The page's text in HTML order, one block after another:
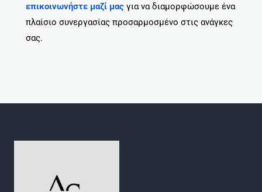
επικοινωνήστε μαζί μας για να διαμορφώσουμε ένα
πλαίσιο συνεργασίας προσαρμοσμένο στις ανάγκες
σας.